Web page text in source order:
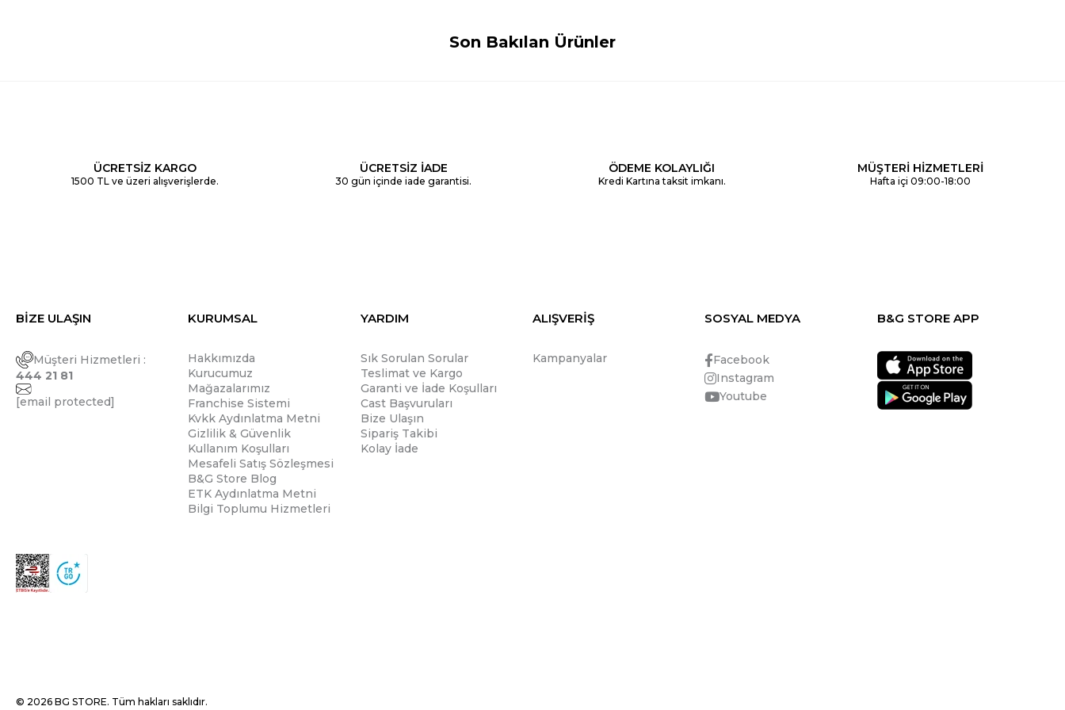
Son Bakılan Ürünler
ÜCRETSİZ KARGO
1500 TL ve üzeri alışverişlerde.
ÜCRETSİZ İADE
30 gün içinde iade garantisi.
ÖDEME KOLAYLIĞI
Kredi Kartına taksit imkanı.
MÜŞTERİ HİZMETLERİ
Hafta içi 09:00-18:00
BİZE ULAŞIN
Müşteri Hizmetleri :
444 21 81
[email protected]
KURUMSAL
Hakkımızda
Kurucumuz
Mağazalarımız
Franchise Sistemi
Kvkk Aydınlatma Metni
Gizlilik & Güvenlik
Kullanım Koşulları
Mesafeli Satış Sözleşmesi
B&G Store Blog
ETK Aydınlatma Metni
Bilgi Toplumu Hizmetleri
YARDIM
Sık Sorulan Sorular
Teslimat ve Kargo
Garanti ve İade Koşulları
Cast Başvuruları
Bize Ulaşın
Sipariş Takibi
Kolay İade
ALIŞVERİŞ
Kampanyalar
SOSYAL MEDYA
Facebook
Instagram
Youtube
B&G STORE APP
© 2026 BG STORE. Tüm hakları saklıdır.